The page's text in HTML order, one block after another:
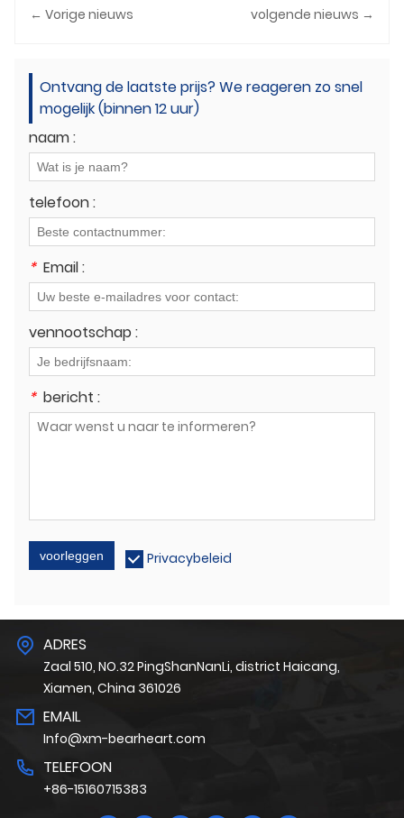
← Vorige nieuws volgende nieuws →
Ontvang de laatste prijs? We reageren zo snel
mogelijk (binnen 12 uur)
naam :
telefoon :
* Email :
vennootschap :
* bericht :
voorleggen Privacybeleid
ADRES
Zaal 510, NO.32 PingShanNanLi, district Haicang,
Xiamen, China 361026
EMAIL
Info@xm-bearheart.com
TELEFOON
+86-15160715383